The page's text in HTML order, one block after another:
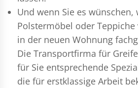
Und wenn Sie es wünschen,
Polstermöbel oder
in der neuen Wohnung
Die Transportfirma für
für Sie entsprechende
die für erstklassige Arbeit